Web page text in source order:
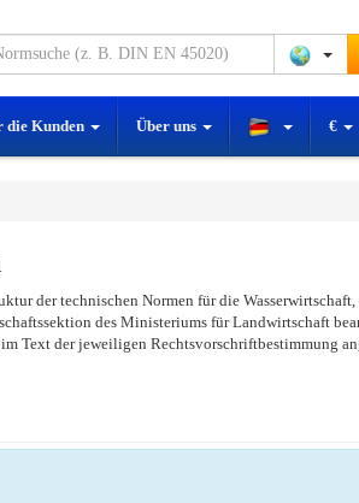
die Kunden Über uns €
der technischen Normen für die
des Ministeriums für Landwirtschaft
Text der jeweiligen Rechtsvorschriftbestimmung